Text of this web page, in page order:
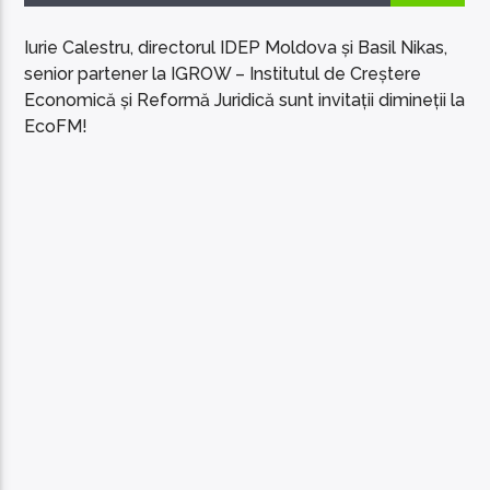
Iurie Calestru, directorul IDEP Moldova și Basil Nikas,
senior partener la IGROW – Institutul de Creștere
Economică și Reformă Juridică sunt invitații dimineții la
EcoFM!